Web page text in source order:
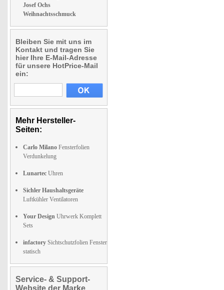
Josef Ochs
Weihnachtsschmuck
Bleiben Sie mit uns im
Kontakt und tragen Sie
hier Ihre E-Mail-Adresse
für unsere HotPrice-Mail
ein:
Mehr Hersteller-
Seiten:
Carlo Milano Fensterfolien
Verdunkelung
Lunartec Uhren
Sichler Haushaltsgeräte
Luftkühler Ventilatoren
Your Design Uhrwerk Komplett
Sets
infactory Sichtschutzfolien Fenster
statisch
Service- & Support-
Website der Marke